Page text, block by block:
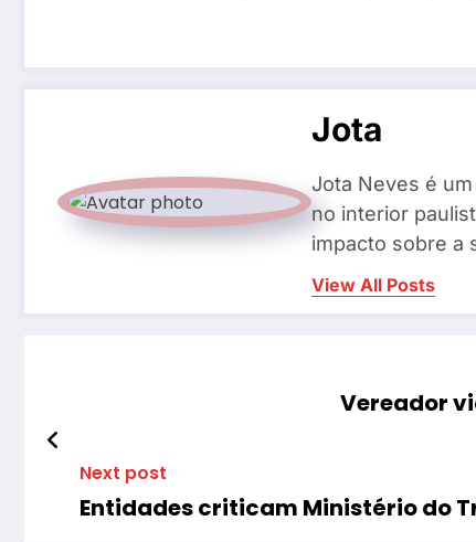
Jota
Jota Neves é
no interior
impacto sobre a
View All Posts
Vereador
Next post
Entidades criticam Ministério do